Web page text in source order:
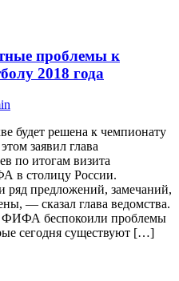
проблемы к
2018 года
будет решена к чемпионату
заявил глава
по итогам визита
в столицу России.
предложений, замечаний,
— сказал глава ведомства.
ФИФА беспокоили проблемы
сегодня существуют […]